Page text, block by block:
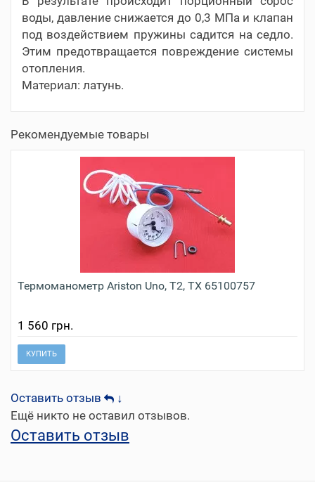
воды, давление снижается до 0,3 МПа и клапан
под воздействием пружины садится на седло.
Этим предотвращается повреждение системы
отопления.
Материал: латунь.
Рекомендуемые товары
Термоманометр Ariston Uno, T2, TX 65100757
1 560 грн.
КУПИТЬ
Оставить отзыв
↓
Ещё никто не оставил отзывов.
Оставить отзыв